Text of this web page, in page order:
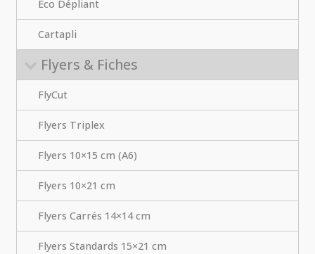
Eco Dépliant
Cartapli
Flyers & Fiches
FlyCut
Flyers Triplex
Flyers 10×15 cm (A6)
Flyers 10×21 cm
Flyers Carrés 14×14 cm
Flyers Standards 15×21 cm